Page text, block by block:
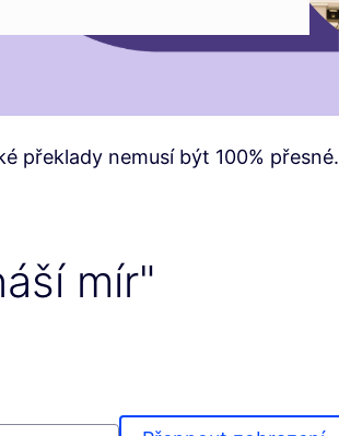
překlady nemusí být 100% přesné.
mír"